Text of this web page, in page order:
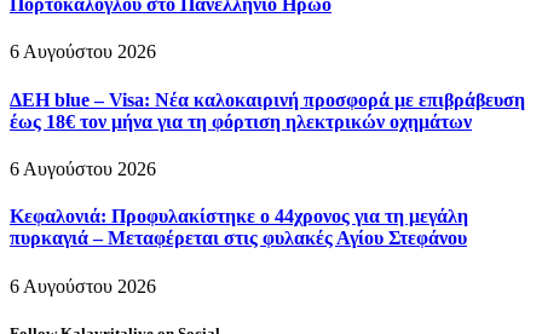
Πορτοκάλογλου στο Πανελλήνιο Ηρώο
6 Αυγούστου 2026
ΔΕΗ blue – Visa: Νέα καλοκαιρινή προσφορά με επιβράβευση
έως 18€ τον μήνα για τη φόρτιση ηλεκτρικών οχημάτων
6 Αυγούστου 2026
Κεφαλονιά: Προφυλακίστηκε ο 44χρονος για τη μεγάλη
πυρκαγιά – Μεταφέρεται στις φυλακές Αγίου Στεφάνου
6 Αυγούστου 2026